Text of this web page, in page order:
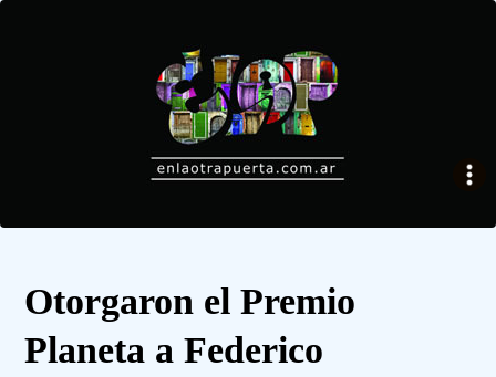
Otorgaron el Premio
Planeta a Federico